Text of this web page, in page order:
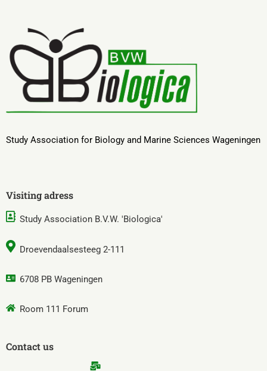
Study Association for Biology and Marine Sciences Wageningen
Visiting adress
Study Association B.V.W. 'Biologica'
Droevendaalsesteeg 2-111
6708 PB Wageningen
Room 111 Forum
Contact us